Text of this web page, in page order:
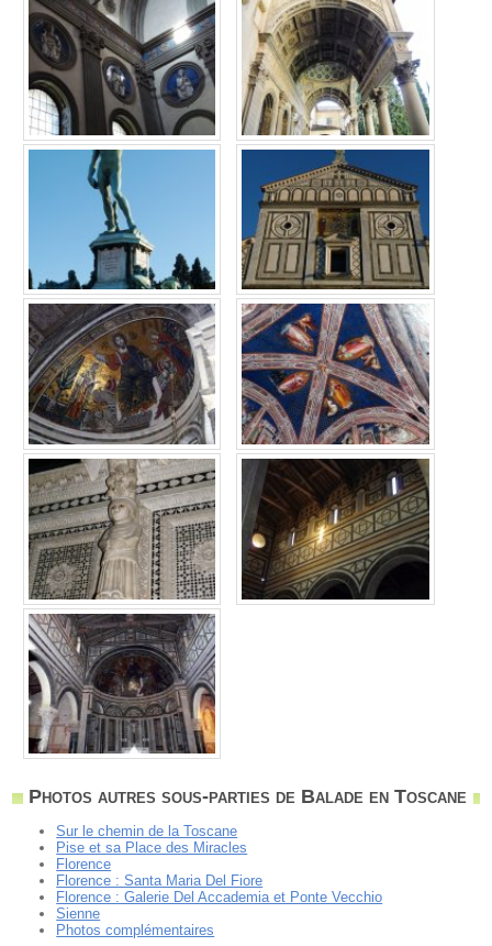
Photos autres sous-parties de Balade en Toscane
Sur le chemin de la Toscane
Pise et sa Place des Miracles
Florence
Florence : Santa Maria Del Fiore
Florence : Galerie Del Accademia et Ponte Vecchio
Sienne
Photos complémentaires